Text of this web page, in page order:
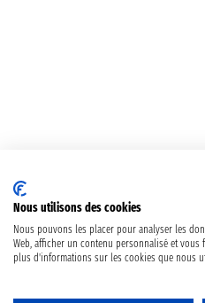
Nous utilisons des cookies
Nous pouvons les placer pour analyser les
Web, afficher un contenu personnalisé et
plus d'informations sur les cookies que nous